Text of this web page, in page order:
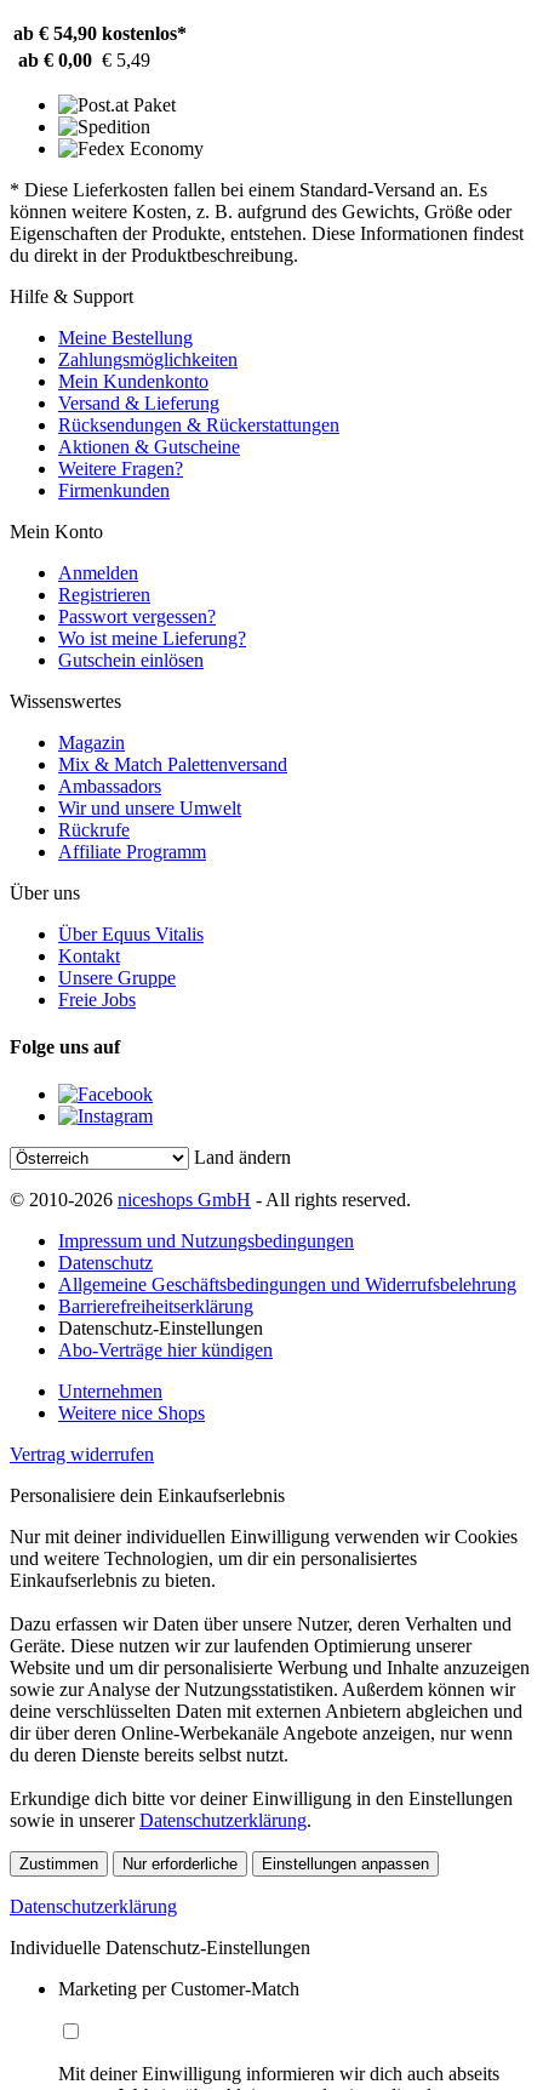
ab € 54,90 kostenlos*
ab € 0,00 € 5,49
* Diese Lieferkosten fallen bei einem Standard-Versand an. Es
können weitere Kosten, z. B. aufgrund des Gewichts, Größe oder
Eigenschaften der Produkte, entstehen. Diese Informationen findest
du direkt in der Produktbeschreibung.
Hilfe & Support
Meine Bestellung
Zahlungsmöglichkeiten
Mein Kundenkonto
Versand & Lieferung
Rücksendungen & Rückerstattungen
Aktionen & Gutscheine
Weitere Fragen?
Firmenkunden
Mein Konto
Anmelden
Registrieren
Passwort vergessen?
Wo ist meine Lieferung?
Gutschein einlösen
Wissenswertes
Magazin
Mix & Match Palettenversand
Ambassadors
Wir und unsere Umwelt
Rückrufe
Affiliate Programm
Über uns
Über Equus Vitalis
Kontakt
Unsere Gruppe
Freie Jobs
Folge uns auf
Land ändern
© 2010-2026 niceshops GmbH - All rights reserved.
Impressum und Nutzungsbedingungen
Datenschutz
Allgemeine Geschäftsbedingungen und Widerrufsbelehrung
Barrierefreiheitserklärung
Datenschutz-Einstellungen
Abo-Verträge hier kündigen
Unternehmen
Weitere nice Shops
Vertrag widerrufen
Personalisiere dein Einkaufserlebnis
Nur mit deiner individuellen Einwilligung verwenden wir Cookies
und weitere Technologien, um dir ein personalisiertes
Einkaufserlebnis zu bieten.
Dazu erfassen wir Daten über unsere Nutzer, deren Verhalten und
Geräte. Diese nutzen wir zur laufenden Optimierung unserer
Website und um dir personalisierte Werbung und Inhalte anzuzeigen
sowie zur Analyse der Nutzungsstatistiken. Außerdem können wir
deine verschlüsselten Daten mit externen Anbietern abgleichen und
dir über deren Online-Werbekanäle Angebote anzeigen, nur wenn
du deren Dienste bereits selbst nutzt.
Erkundige dich bitte vor deiner Einwilligung in den Einstellungen
sowie in unsererDatenschutzerklärung.
Zustimmen Nur erforderliche Einstellungen anpassen
Datenschutzerklärung
Individuelle Datenschutz-Einstellungen
Marketing per Customer-Match
Mit deiner Einwilligung informieren wir dich auch abseits